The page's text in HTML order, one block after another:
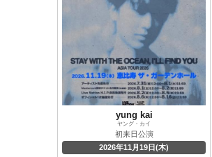
yung kai
ヤング・カイ
初来日公演
2026年11月19日(木)